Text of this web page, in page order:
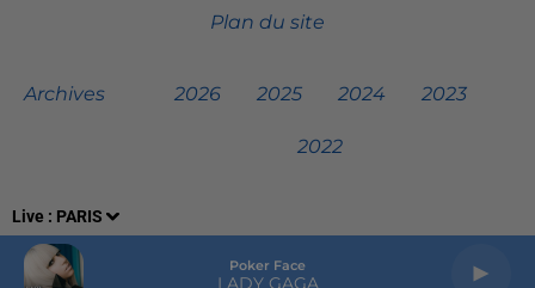
Live : PARIS
Poker Face
LADY GAGA
Plan du site
Archives 2026 2025 2024 2023
2022